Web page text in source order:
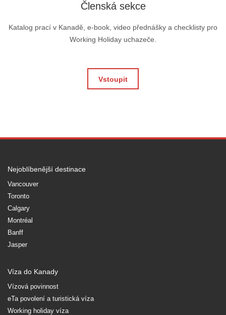
Členská sekce
Katalog prací v Kanadě, e-book, video přednášky a checklisty pro
Working Holiday uchazeče.
Vstoupit
Nejoblíbenější destinace
Vancouver
Toronto
Calgary
Montréal
Banff
Jasper
Víza do Kanady
Vízová povinnost
eTa povolení a turistická víza
Working holiday víza